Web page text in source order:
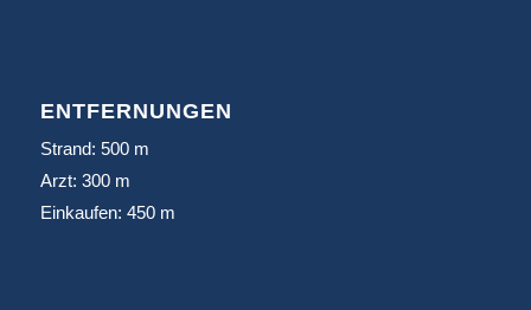
ENTFERNUNGEN
Strand: 500 m
Arzt: 300 m
Einkaufen: 450 m